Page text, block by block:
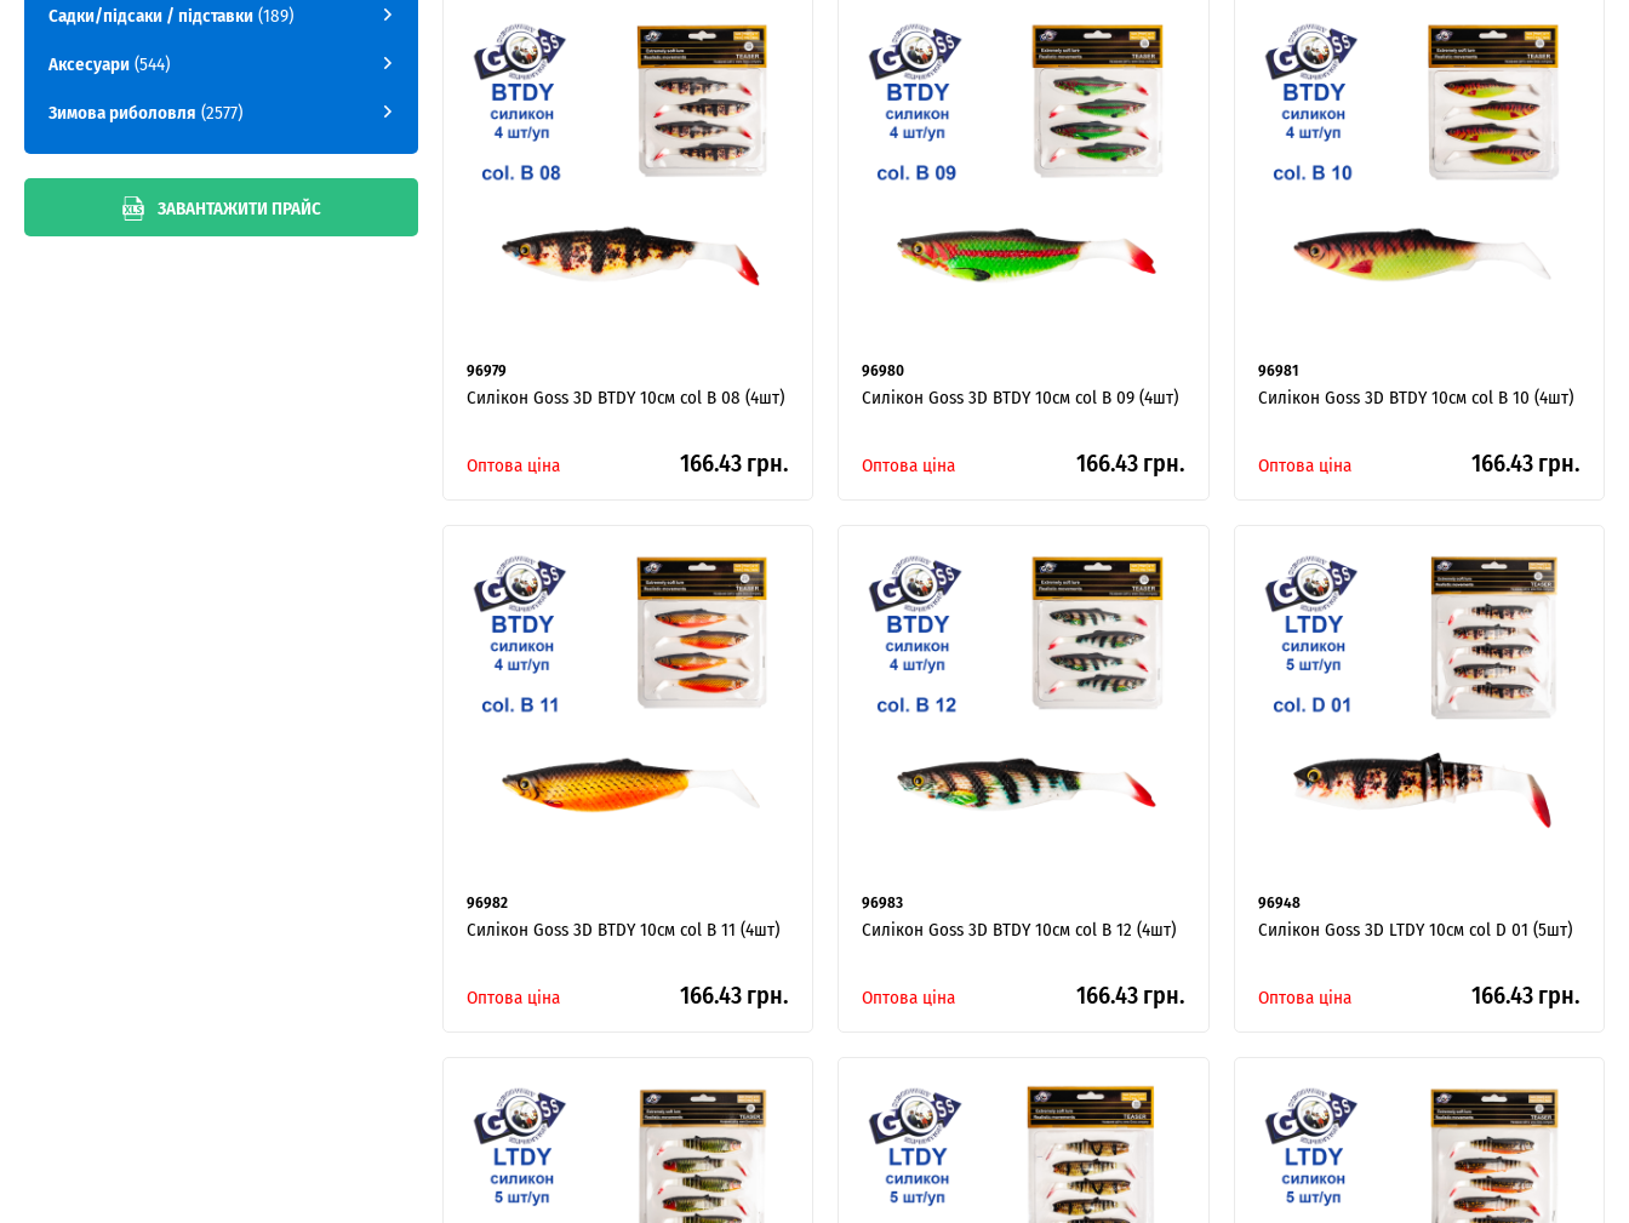
96979
Силікон Goss 3D BTDY 10см col B 08 (4шт)
Оптова ціна 166.43 грн.
96980
Силікон Goss 3D BTDY 10см col B 09 (4шт)
Оптова ціна 166.43 грн.
96981
Силікон Goss 3D BTDY 10см col B 10 (4шт)
Оптова ціна 166.43 грн.
96982
Силікон Goss 3D BTDY 10см col B 11 (4шт)
Оптова ціна 166.43 грн.
96983
Силікон Goss 3D BTDY 10см col B 12 (4шт)
Оптова ціна 166.43 грн.
96948
Силікон Goss 3D LTDY 10см col D 01 (5шт)
Оптова ціна 166.43 грн.
Садки/підсаки / підставки(189)
Аксесуари(544)
Зимова риболовля (2577)
ЗАВАНТАЖИТИ ПРАЙС
Роздрібні замовлення не розглядаються!